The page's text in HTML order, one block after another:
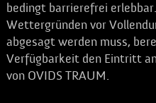
bedingt barrierefrei
Wettergründen vor
abgesagt werden muss,
Verfügbarkeit den Eintritt
von OVIDS TRAUM.